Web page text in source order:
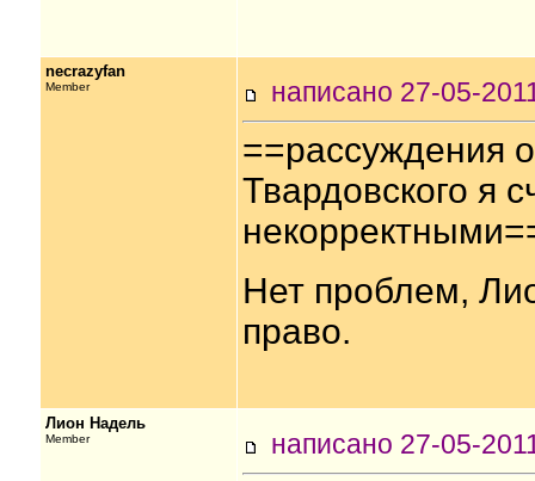
necrazyfan
Member написано 27-05-
==рассуждения
Твардовского я
Нет проблем,
право.
Лион Надель
Member написано 27-05-